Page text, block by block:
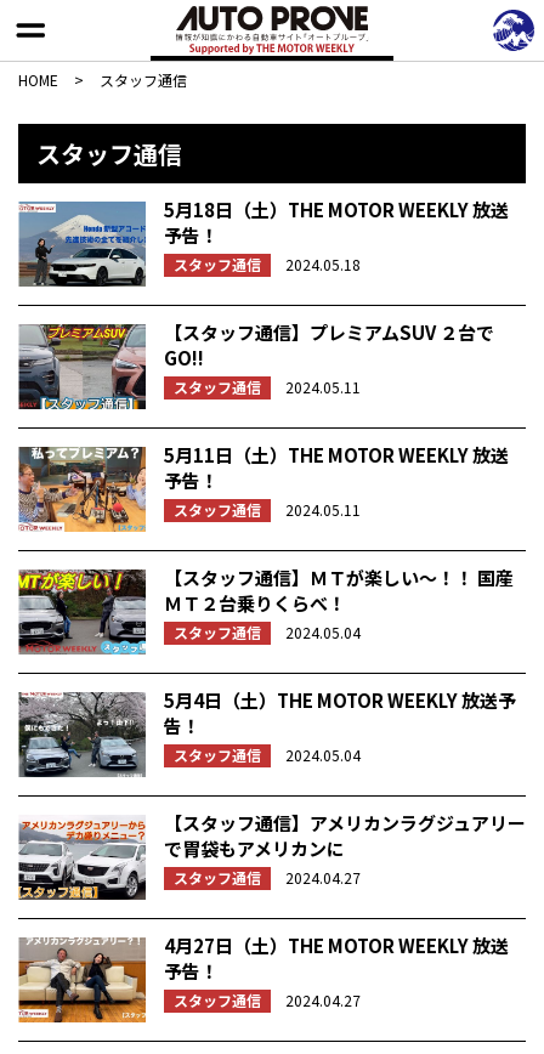
HOME > スタッフ通信
スタッフ通信
5月18日（土）THE MOTOR WEEKLY 放送
予告！
スタッフ通信 2024.05.18
【スタッフ通信】プレミアムSUV ２台で
GO!!
スタッフ通信 2024.05.11
5月11日（土）THE MOTOR WEEKLY 放送
予告！
スタッフ通信 2024.05.11
【スタッフ通信】ＭＴが楽しい～！！ 国産
ＭＴ２台乗りくらべ！
スタッフ通信 2024.05.04
5月4日（土）THE MOTOR WEEKLY 放送予
告！
スタッフ通信 2024.05.04
【スタッフ通信】アメリカンラグジュアリー
で胃袋もアメリカンに
スタッフ通信 2024.04.27
4月27日（土）THE MOTOR WEEKLY 放送
予告！
スタッフ通信 2024.04.27